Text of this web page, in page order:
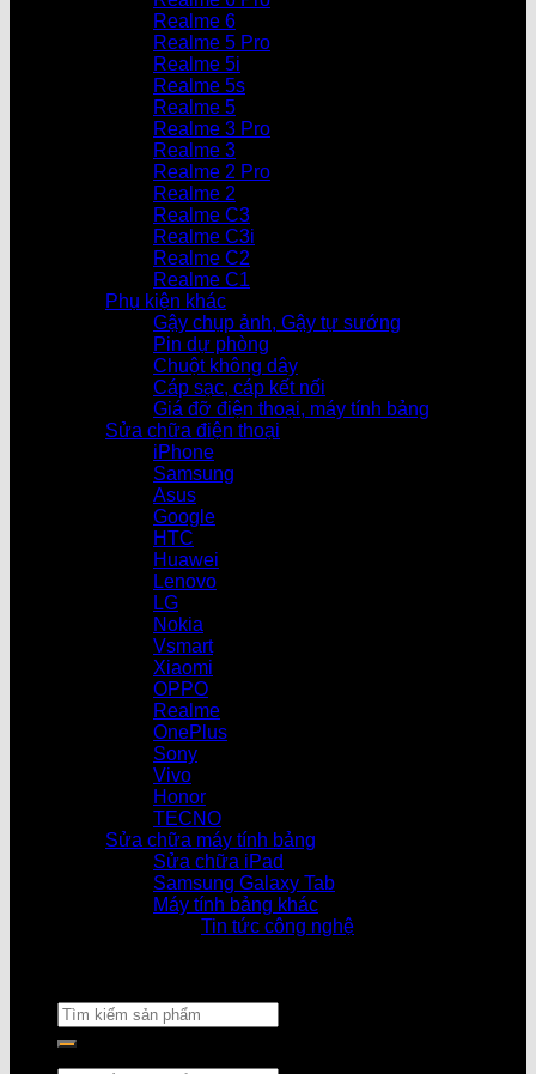
Realme 6
Realme 5 Pro
Realme 5i
Realme 5s
Realme 5
Realme 3 Pro
Realme 3
Realme 2 Pro
Realme 2
Realme C3
Realme C3i
Realme C2
Realme C1
Phụ kiện khác
Gậy chụp ảnh, Gậy tự sướng
Pin dự phòng
Chuột không dây
Cáp sạc, cáp kết nối
Giá đỡ điện thoại, máy tính bảng
Sửa chữa điện thoại
iPhone
Samsung
Asus
Google
HTC
Huawei
Lenovo
LG
Nokia
Vsmart
Xiaomi
OPPO
Realme
OnePlus
Sony
Vivo
Honor
TECNO
Sửa chữa máy tính bảng
Sửa chữa iPad
Samsung Galaxy Tab
Máy tính bảng khác
Tin tức công nghệ